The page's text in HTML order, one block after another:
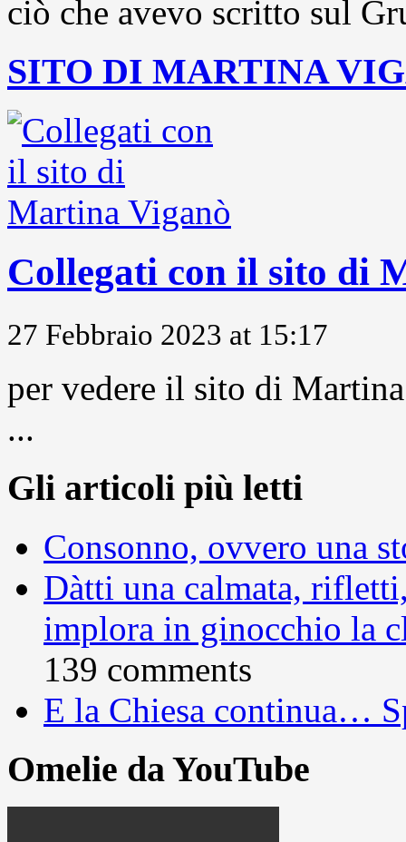
ciò che avevo scritto sul
SITO DI MARTINA
Collegati con il sito di
27 Febbraio 2023 at 15:17
per vedere il sito di
...
Gli articoli più letti
Consonno, ovvero una
Dàtti una calmata,
implora in ginocchio la
139 comments
E la Chiesa continua…
Omelie da YouTube